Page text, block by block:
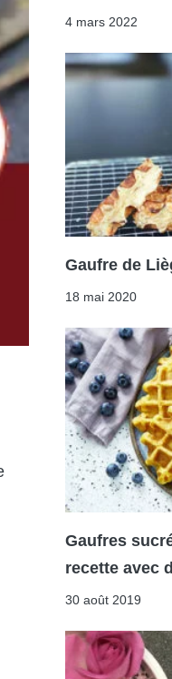
4 mars 2022
Gaufre de
18 mai 2020
Gaufres
recette avec
30 août 2019